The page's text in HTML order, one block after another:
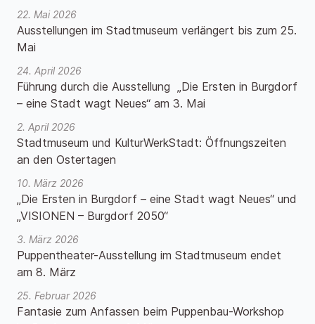
22. Mai 2026
Ausstellungen im Stadtmuseum verlängert bis zum 25.
Mai
24. April 2026
Führung durch die Ausstellung „Die Ersten in Burgdorf
– eine Stadt wagt Neues“ am 3. Mai
2. April 2026
Stadtmuseum und KulturWerkStadt: Öffnungszeiten
an den Ostertagen
10. März 2026
„Die Ersten in Burgdorf – eine Stadt wagt Neues“ und
„VISIONEN – Burgdorf 2050“
3. März 2026
Puppentheater-Ausstellung im Stadtmuseum endet
am 8. März
25. Februar 2026
Fantasie zum Anfassen beim Puppenbau-Workshop